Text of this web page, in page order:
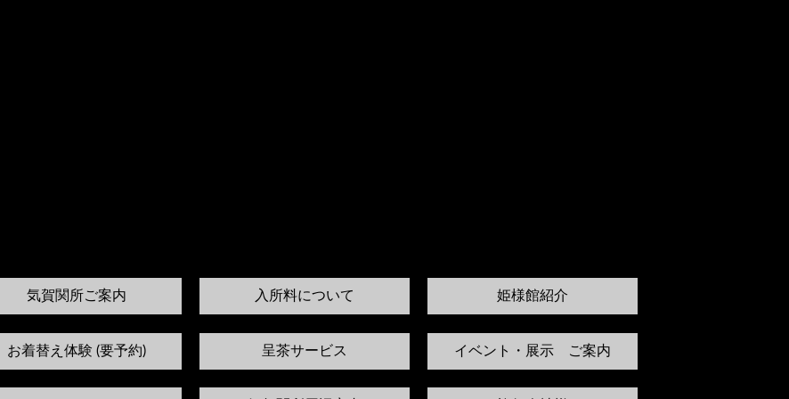
気賀関所ご案内 入所料について 姫様館紹介
お着替え体験 (要予約) 呈茶サービス イベント・展示 ご案内